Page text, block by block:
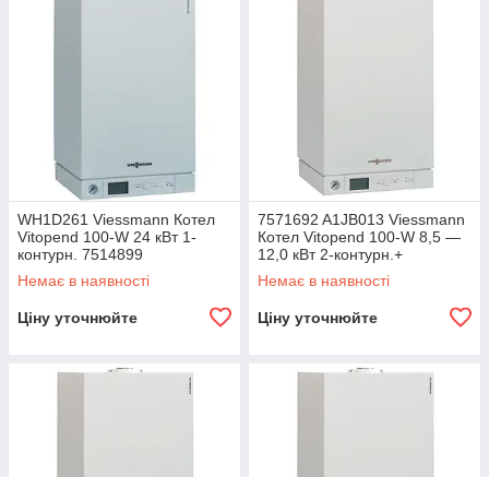
WH1D261 Viessmann Котел
Vitopend 100-W 24 кВт 1-
контурн. 7514899
Немає в наявності
Ціну уточнюйте
7571692 A1JB013 Viessmann
Котел Vitopend 100-W 8,5 —
12,0 кВт 2-контурн.+
71.MT7.00.02 (або 7246579)
Немає в наявності
Ціну уточнюйте